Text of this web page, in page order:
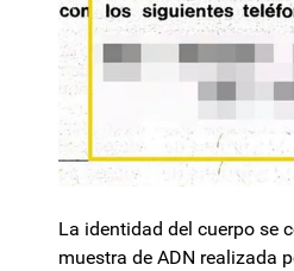
La identidad del cuerpo se
muestra de ADN realizada